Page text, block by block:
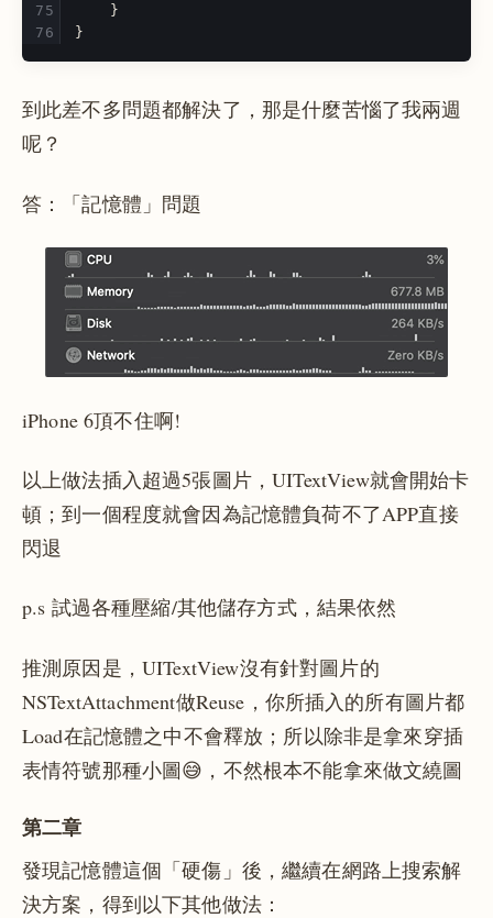
}
}
到此差不多問題都解決了，那是什麼苦惱了我兩週
呢？
答：「記憶體」問題
iPhone 6頂不住啊!
以上做法插入超過5張圖片，UITextView就會開始卡
頓；到一個程度就會因為記憶體負荷不了APP直接
閃退
p.s 試過各種壓縮/其他儲存方式，結果依然
推測原因是，UITextView沒有針對圖片的
NSTextAttachment做Reuse，你所插入的所有圖片都
Load在記憶體之中不會釋放；所以除非是拿來穿插
表情符號那種小圖😅，不然根本不能拿來做文繞圖
第二章
發現記憶體這個「硬傷」後，繼續在網路上搜索解
決方案，得到以下其他做法：